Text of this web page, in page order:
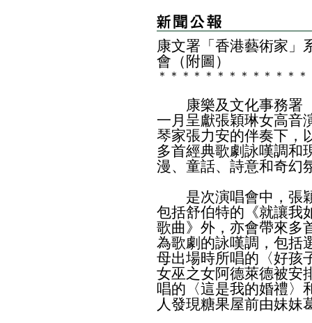
康文署「香港藝術家」
會（附圖）
＊ ＊ ＊ ＊ ＊ ＊ ＊ ＊ ＊ ＊ ＊ ＊ ＊
康樂及文化事務署（
一月呈獻張穎琳女高音
琴家張力安的伴奏下，
多首經典歌劇詠嘆調和
漫、童話、詩意和奇幻
是次演唱會中，張穎
包括舒伯特的《就讓我
歌曲》外，亦會帶來多
為歌劇的詠嘆調，包括
母出場時所唱的〈好孩
女巫之女阿德萊德被安
唱的〈這是我的婚禮〉
人發現糖果屋前由妹妹